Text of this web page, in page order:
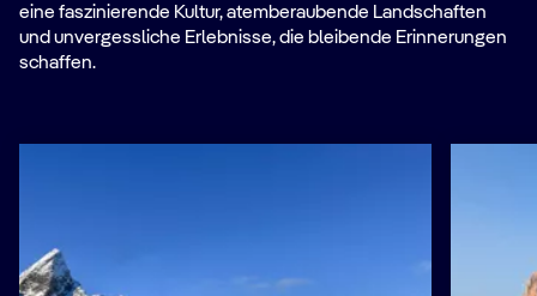
eine faszinierende Kultur, atemberaubende Landschaften
und unvergessliche Erlebnisse, die bleibende Erinnerungen
schaffen.